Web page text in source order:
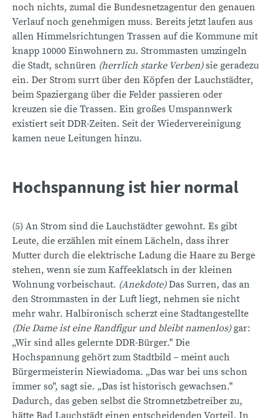
noch nichts, zumal die Bundesnetzagentur den genauen
Verlauf noch genehmigen muss. Bereits jetzt laufen aus
allen Himmelsrichtungen Trassen auf die Kommune mit
knapp 10000 Einwohnern zu. Strommasten umzingeln
die Stadt, schnüren (herrlich starke Verben)sie geradezu
ein. Der Strom surrt über den Köpfen der Lauchstädter,
beim Spaziergang über die Felder passieren oder
kreuzen sie die Trassen. Ein großes Umspannwerk
existiert seit DDR-Zeiten. Seit der Wiedervereinigung
kamen neue Leitungen hinzu.
Hochspannung ist hier normal
(5) An Strom sind die Lauchstädter gewohnt. Es gibt
Leute, die erzählen mit einem Lächeln, dass ihrer
Mutter durch die elektrische Ladung die Haare zu Berge
stehen, wenn sie zum Kaffeeklatsch in der kleinen
Wohnung vorbeischaut. (Anekdote)Das Surren, das an
den Strommasten in der Luft liegt, nehmen sie nicht
mehr wahr. Halbironisch scherzt eine Stadtangestellte
(Die Dame ist eine Randfigur und bleibt namenlos)gar:
„Wir sind alles gelernte DDR-Bürger." Die
Hochspannung gehört zum Stadtbild – meint auch
Bürgermeisterin Niewiadoma. „Das war bei uns schon
immer so", sagt sie. „Das ist historisch gewachsen."
Dadurch, das geben selbst die Stromnetzbetreiber zu,